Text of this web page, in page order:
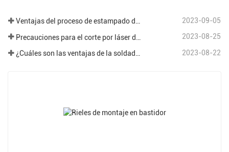
Ventajas del proceso de estampado de chapa. 2023-09-05
2023-08-25
2023-08-22